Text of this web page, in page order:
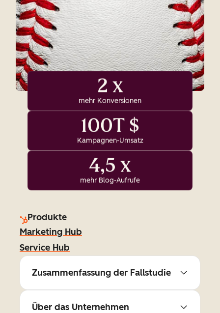
2 x
mehr Konversionen
100T $
Kampagnen-Umsatz
4,5 x
mehr Blog-Aufrufe
Produkte
Marketing Hub
Service Hub
Zusammenfassung der Fallstudie
Über das Unternehmen